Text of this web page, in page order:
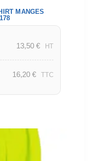
MANGES
13,50 € HT
16,20 € TTC